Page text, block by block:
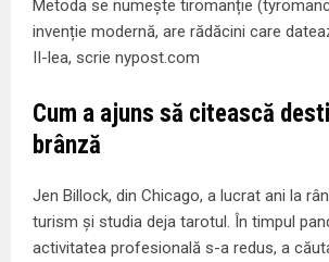
Metoda se numește tiromanție
invenție modernă, are rădăcini care
II-lea, scrie nypost.com
Cum a ajuns să citească
brânză
Jen Billock, din Chicago, a lucrat ani la
turism și studia deja tarotul. În timpul
activitatea profesională s-a redus, a